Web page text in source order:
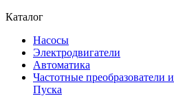
Каталог
Насосы
Электродвигатели
Автоматика
Частотные преобразователи
Пуска